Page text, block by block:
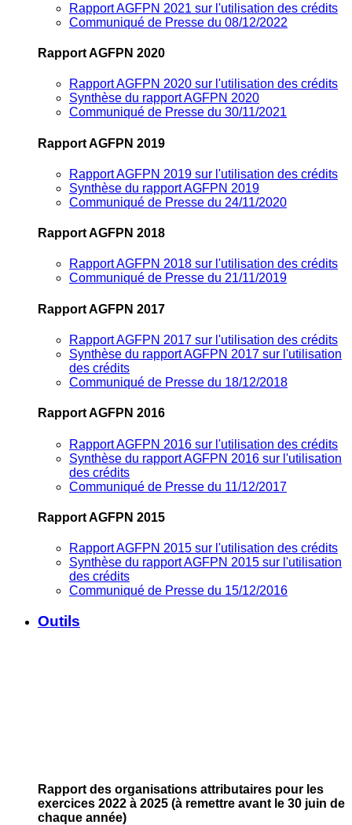
Rapport AGFPN 2021 sur l'utilisation des crédits
Communiqué de Presse du 08/12/2022
Rapport AGFPN 2020
Rapport AGFPN 2020 sur l'utilisation des crédits
Synthèse du rapport AGFPN 2020
Communiqué de Presse du 30/11/2021
Rapport AGFPN 2019
Rapport AGFPN 2019 sur l'utilisation des crédits
Synthèse du rapport AGFPN 2019
Communiqué de Presse du 24/11/2020
Rapport AGFPN 2018
Rapport AGFPN 2018 sur l'utilisation des crédits
Communiqué de Presse du 21/11/2019
Rapport AGFPN 2017
Rapport AGFPN 2017 sur l'utilisation des crédits
Synthèse du rapport AGFPN 2017 sur l'utilisation
des crédits
Communiqué de Presse du 18/12/2018
Rapport AGFPN 2016
Rapport AGFPN 2016 sur l'utilisation des crédits
Synthèse du rapport AGFPN 2016 sur l'utilisation
des crédits
Communiqué de Presse du 11/12/2017
Rapport AGFPN 2015
Rapport AGFPN 2015 sur l'utilisation des crédits
Synthèse du rapport AGFPN 2015 sur l'utilisation
des crédits
Communiqué de Presse du 15/12/2016
Outils
Rapport des organisations attributaires pour les
exercices 2022 à 2025 (à remettre avant le 30 juin de
chaque année)